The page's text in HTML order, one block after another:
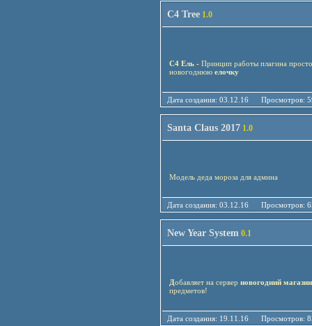
C4 Tree 1.0
C4 Ель - Принцип работы плагина
новогоднюю елочку
Дата создания: 03.12.16
Santa Claus 2017 1.0
Модель деда мороза для админа
Дата создания: 03.12.16
New Year System 0.1
Добавляет на сервер новогодний
предметов!
Дата создания: 19.11.16